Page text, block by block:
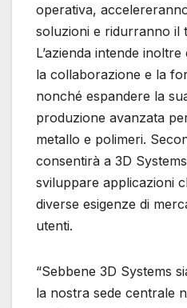
operativa,
soluzioni e ridurranno il
L’azienda intende
la collaborazione e la
nonché espandere la
produzione avanzata
metallo e polimeri.
consentirà a 3D
sviluppare applicazioni
diverse esigenze di
utenti.
“Sebbene 3D Systems
la nostra sede centrale